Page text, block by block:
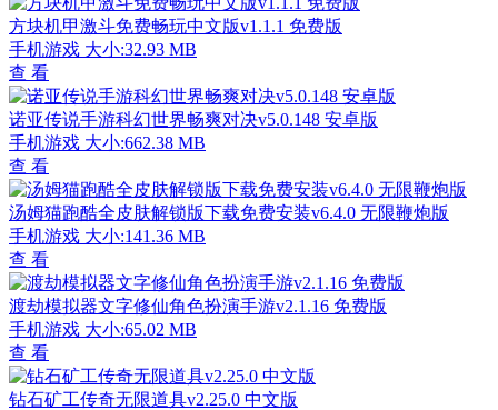
方块机甲激斗免费畅玩中文版v1.1.1 免费版
手机游戏 大小:32.93 MB
查 看
诺亚传说手游科幻世界畅爽对决v5.0.148 安卓版
手机游戏 大小:662.38 MB
查 看
汤姆猫跑酷全皮肤解锁版下载免费安装v6.4.0 无限鞭炮版
手机游戏 大小:141.36 MB
查 看
渡劫模拟器文字修仙角色扮演手游v2.1.16 免费版
手机游戏 大小:65.02 MB
查 看
钻石矿工传奇无限道具v2.25.0 中文版